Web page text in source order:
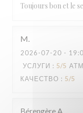
Toujours bon et le
M
2026-07-20 -
УСЛУГИ : 5/5
КАЧЕСТВО : 5/5
Bérengère A